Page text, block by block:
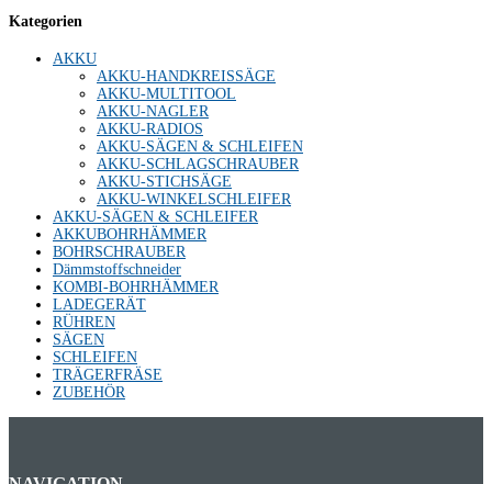
Kategorien
AKKU
AKKU-HANDKREISSÄGE
AKKU-MULTITOOL
AKKU-NAGLER
AKKU-RADIOS
AKKU-SÄGEN & SCHLEIFEN
AKKU-SCHLAGSCHRAUBER
AKKU-STICHSÄGE
AKKU-WINKELSCHLEIFER
AKKU-SÄGEN & SCHLEIFER
AKKUBOHRHÄMMER
BOHRSCHRAUBER
Dämmstoffschneider
KOMBI-BOHRHÄMMER
LADEGERÄT
RÜHREN
SÄGEN
SCHLEIFEN
TRÄGERFRÄSE
ZUBEHÖR